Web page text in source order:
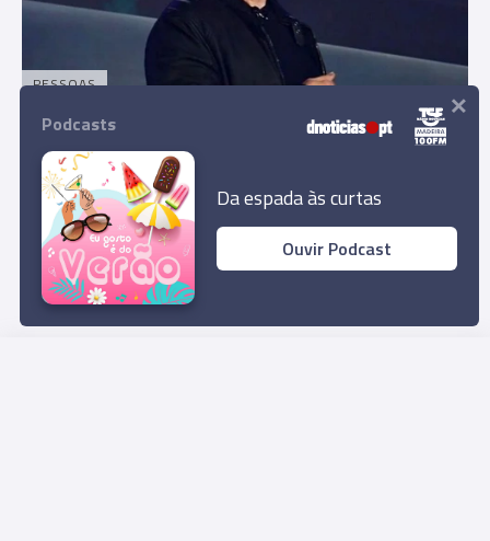
PESSOAS
Elon Musk torna-se o segundo homem mais
rico do mundo
17:58
Podcasts
Da espada às curtas
Ouvir Podcast
×